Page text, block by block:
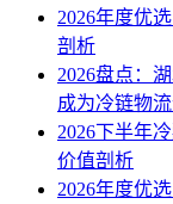
2026年度优
剖析
2026盘点：
成为冷链物
2026下半年
价值剖析
2026年度优